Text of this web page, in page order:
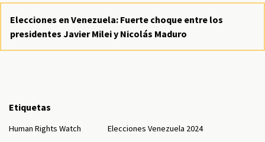
Elecciones en Venezuela: Fuerte choque entre los
presidentes Javier Milei y Nicolás Maduro
Etiquetas
Human Rights Watch
Elecciones Venezuela 2024